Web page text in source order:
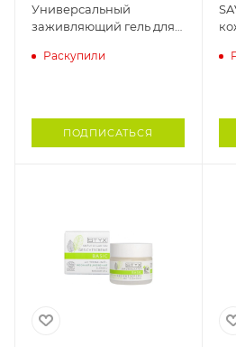
Универсальный
заживляющий гель для
STYX, 150 мл
Раскупили
ПОДПИСАТЬСЯ